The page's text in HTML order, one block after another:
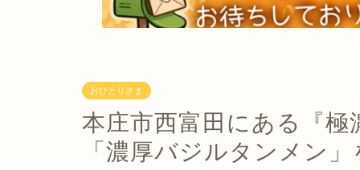
おひとりさま
本庄市西富田にある『
「濃厚バジルタンメン